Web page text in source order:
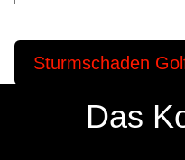
Sturmschaden
Das